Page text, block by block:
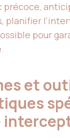
précoce,
planifier
pour
et